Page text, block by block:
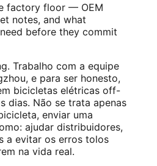
factory floor — OEM
notes, and what
before they commit
Trabalho com a equipe
e para ser honesto,
bicicletas elétricas off-
dias. Não se trata apenas
enviar uma
ajudar distribuidores,
a evitar os erros tolos
na vida real.